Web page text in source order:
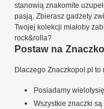
stanowią znakomite
pasją. Zbierasz gadżety
Twojej kolekcji miałoby
rock&rolla?
Postaw na
Dlaczego Znaczkopol.pl
Posiadamy
Wszystkie znaczki